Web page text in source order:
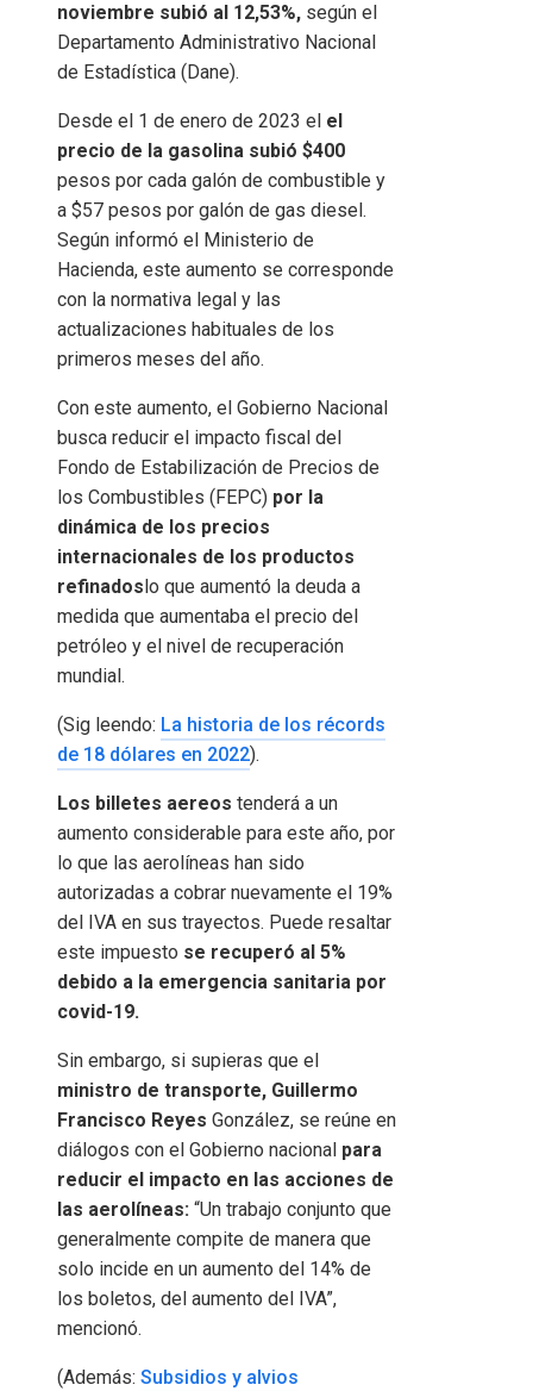
noviembre subió al 12,53%, según el
Departamento Administrativo Nacional
de Estadística (Dane).
Desde el 1 de enero de 2023 el el
precio de la gasolina subió $400
pesos por cada galón de combustible y
a $57 pesos por galón de gas diesel.
Según informó el Ministerio de
Hacienda, este aumento se corresponde
con la normativa legal y las
actualizaciones habituales de los
primeros meses del año.
Con este aumento, el Gobierno Nacional
busca reducir el impacto fiscal del
Fondo de Estabilización de Precios de
los Combustibles (FEPC) por la
dinámica de los precios
internacionales de los productos
refinados lo que aumentó la deuda a
medida que aumentaba el precio del
petróleo y el nivel de recuperación
mundial.
(Sig leendo: La historia de los récords
de 18 dólares en 2022).
Los billetes aereos tenderá a un
aumento considerable para este año, por
lo que las aerolíneas han sido
autorizadas a cobrar nuevamente el 19%
del IVA en sus trayectos. Puede resaltar
este impuesto se recuperó al 5%
debido a la emergencia sanitaria por
covid-19.
Sin embargo, si supieras que el
ministro de transporte, Guillermo
Francisco Reyes González, se reúne en
diálogos con el Gobierno nacional para
reducir el impacto en las acciones de
las aerolíneas: “Un trabajo conjunto que
generalmente compite de manera que
solo incide en un aumento del 14% de
los boletos, del aumento del IVA”,
mencionó.
(Además: Subsidios y alvios